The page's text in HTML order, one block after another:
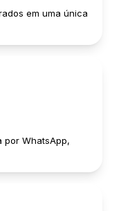
em uma única
por WhatsApp,